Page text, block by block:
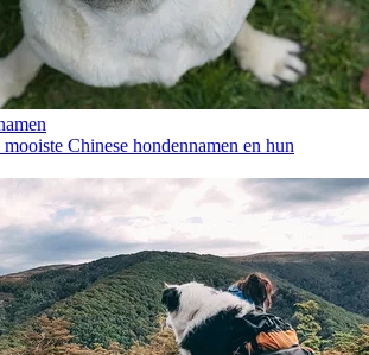
Chinese hondennamen en hun